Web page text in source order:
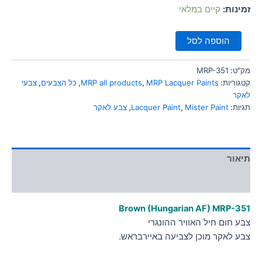
font_download
כל
זמינות: קיים במלאי
הוספה לסל
מק"ט: MRP-351
קטגוריות:
MRP all products, MRP Lacquer Paints
, כל הצבעים, צבעי
לאקר
תגיות:
Lacquer Paint, Mister Paint
, צבע לאקר
תיאור
Brown (Hungarian AF) MRP-351
צבע חום חיל האוויר ההונגרי
צבע לאקר מוכן לצביעה באיירבראש.